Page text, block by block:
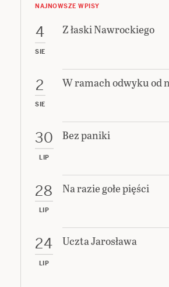
NAJNOWSZE WPISY
4
SIE
Z łaski Nawrockiego
2
SIE
W ramach odwyku od
30
LIP
Bez paniki
28
LIP
Na razie gołe pięści
24
LIP
Uczta Jarosława